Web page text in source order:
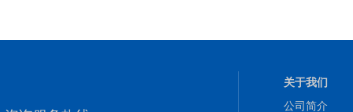
关于我们
公司简介